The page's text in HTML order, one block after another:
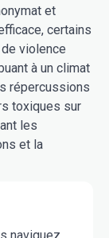
et
certains
violence
à un climat
répercussions
toxiques sur
les
et la